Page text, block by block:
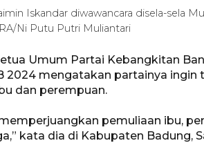
Iskandar diwawancara disela-sela
Ni Putu Putri Muliantari
Umum Partai Kebangkitan
2024 mengatakan partainya ingin
dan perempuan.
pemuliaan ibu,
kata dia di Kabupaten Badung,